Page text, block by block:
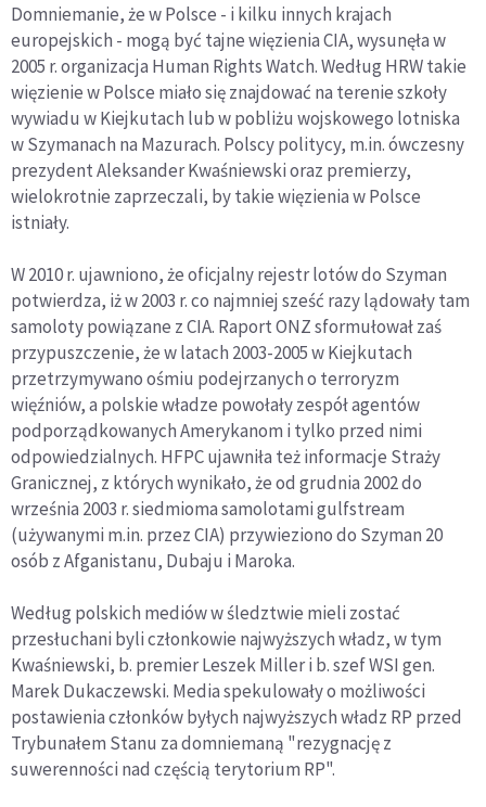
Domniemanie, że w Polsce - i kilku innych krajach
europejskich - mogą być tajne więzienia CIA, wysunęła w
2005 r. organizacja Human Rights Watch. Według HRW takie
więzienie w Polsce miało się znajdować na terenie szkoły
wywiadu w Kiejkutach lub w pobliżu wojskowego lotniska
w Szymanach na Mazurach. Polscy politycy, m.in. ówczesny
prezydent Aleksander Kwaśniewski oraz premierzy,
wielokrotnie zaprzeczali, by takie więzienia w Polsce
istniały.
W 2010 r. ujawniono, że oficjalny rejestr lotów do Szyman
potwierdza, iż w 2003 r. co najmniej sześć razy lądowały tam
samoloty powiązane z CIA. Raport ONZ sformułował zaś
przypuszczenie, że w latach 2003-2005 w Kiejkutach
przetrzymywano ośmiu podejrzanych o terroryzm
więźniów, a polskie władze powołały zespół agentów
podporządkowanych Amerykanom i tylko przed nimi
odpowiedzialnych. HFPC ujawniła też informacje Straży
Granicznej, z których wynikało, że od grudnia 2002 do
września 2003 r. siedmioma samolotami gulfstream
(używanymi m.in. przez CIA) przywieziono do Szyman 20
osób z Afganistanu, Dubaju i Maroka.
Według polskich mediów w śledztwie mieli zostać
przesłuchani byli członkowie najwyższych władz, w tym
Kwaśniewski, b. premier Leszek Miller i b. szef WSI gen.
Marek Dukaczewski. Media spekulowały o możliwości
postawienia członków byłych najwyższych władz RP przed
Trybunałem Stanu za domniemaną "rezygnację z
suwerenności nad częścią terytorium RP".